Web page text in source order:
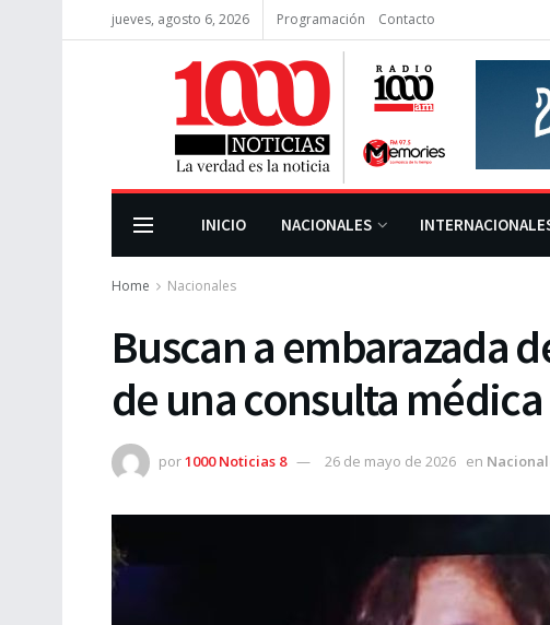
jueves, agosto 6, 2026 Programación Contacto
INICIO NACIONALES
Home Nacionales
Buscan a embarazada
de una consulta médica
por1000 Noticias 8 26 de mayo de 2026 en